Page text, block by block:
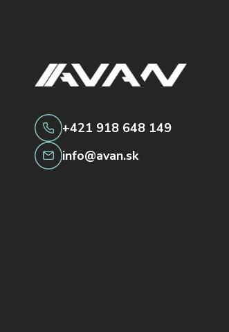
+421 918 648 149
info@avan.sk